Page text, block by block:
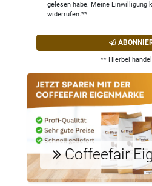
gelesen habe. Meine Einwilligung
widerrufen.**
** Hierbei
Coffeefair